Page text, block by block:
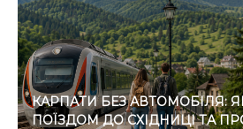
КАРПАТИ БЕЗ АВТОМОБІЛЯ:
ПОЇЗДОМ ДО СХІДНИЦІ ТА